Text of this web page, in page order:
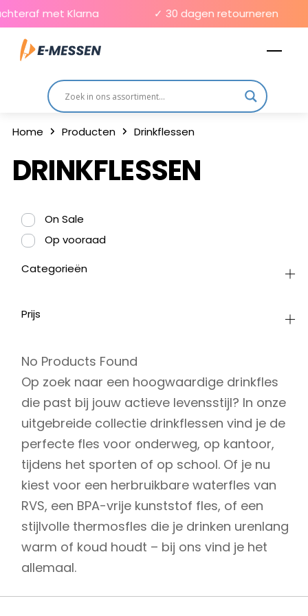
Skip
to
content
met Klarna ✓ 30 dagen retourneren
Home Producten Drinkflessen
DRINKFLESSEN
On Sale
Op vooraad
Categorieën
Prijs
No Products Found
Op zoek naar een hoogwaardige drinkfles
die past bij jouw actieve levensstijl? In onze
uitgebreide collectie drinkflessen vind je de
perfecte fles voor onderweg, op kantoor,
tijdens het sporten of op school. Of je nu
kiest voor een herbruikbare waterfles van
RVS, een BPA-vrije kunststof fles, of een
stijlvolle thermosfles die je drinken urenlang
warm of koud houdt – bij ons vind je het
allemaal.